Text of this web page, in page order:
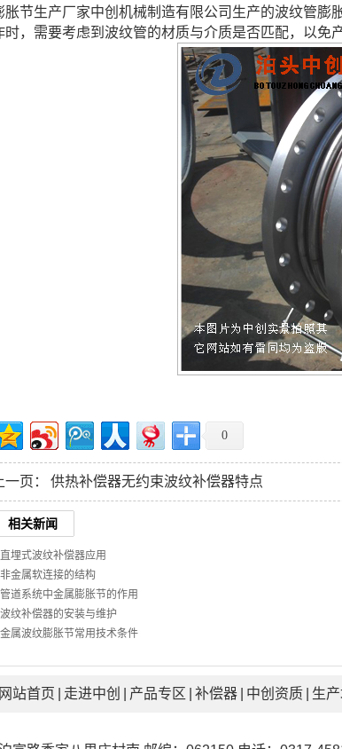
胀节生产厂家中创机械制造有限公司生产的波纹管
时，需要考虑到波纹管的材质与介质是否匹配，以免
0
一页： 供热补偿器无约束波纹补偿器特点
相关新闻
直埋式波纹补偿器应用
非金属软连接的结构
管道系统中金属膨胀节的作用
波纹补偿器的安装与维护
金属波纹膨胀节常用技术条件
网站首页 走进中创 产品专区 补偿器 中创资质 生